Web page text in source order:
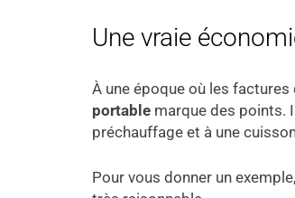
Une vraie
À une époque où les factures
portable marque des points.
préchauffage et à une
Pour vous donner un